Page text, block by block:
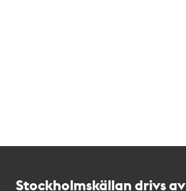
Stockholmskällan drivs av